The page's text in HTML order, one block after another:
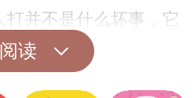
打并不是什么坏事，它
行一种情感释放和调
读